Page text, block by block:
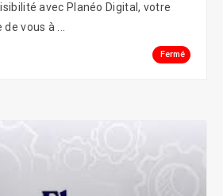
avec Planéo Digital, votre
vous à ...
Fermé